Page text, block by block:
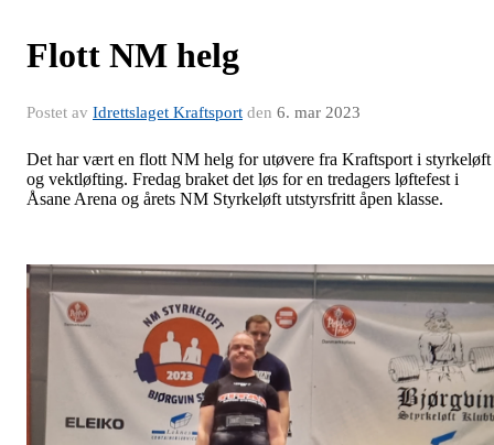
Flott NM helg
Postet av Idrettslaget Kraftsport den 6. mar 2023
Det har vært en flott NM helg for utøvere fra Kraftsport i styrkeløft
og vektløfting. Fredag braket det løs for en tredagers løftefest i
Åsane Arena og årets NM Styrkeløft utstyrsfritt åpen klasse.